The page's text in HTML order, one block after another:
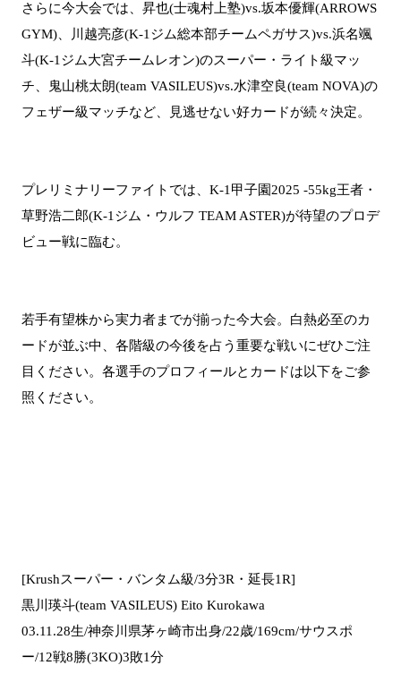
さらに今大会では、昇也(士魂村上塾)vs.坂本優輝(ARROWS
GYM)、川越亮彦(K-1ジム総本部チームペガサス)vs.浜名颯
斗(K-1ジム大宮チームレオン)のスーパー・ライト級マッ
チ、鬼山桃太朗(team VASILEUS)vs.水津空良(team NOVA)の
フェザー級マッチなど、見逃せない好カードが続々決定。
プレリミナリーファイトでは、K-1甲子園2025 -55kg王者・
草野浩二郎(K-1ジム・ウルフ TEAM ASTER)が待望のプロデ
ビュー戦に臨む。
若手有望株から実力者までが揃った今大会。白熱必至のカ
ードが並ぶ中、各階級の今後を占う重要な戦いにぜひご注
目ください。各選手のプロフィールとカードは以下をご参
照ください。
[Krushスーパー・バンタム級/3分3R・延長1R]
黒川瑛斗(team VASILEUS) Eito Kurokawa
03.11.28生/神奈川県茅ヶ崎市出身/22歳/169cm/サウスポ
ー/12戦8勝(3KO)3敗1分